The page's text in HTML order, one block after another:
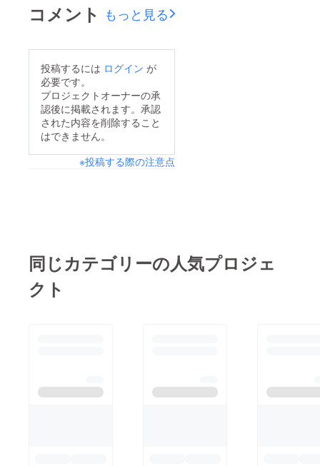
コメント もっと見る
投稿するには ログイン が
必要です。
プロジェクトオーナーの承
認後に掲載されます。承認
された内容を削除すること
はできません。
※投稿する際の注意点
同じカテゴリーの人気プロジェ
クト